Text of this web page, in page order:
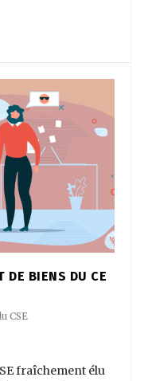
DE BIENS DU CE
CSE
fraîchement élu